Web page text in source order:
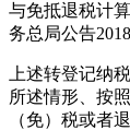
与免抵退税计
务总局公告
上述转登记纳
所述情形、按
（免）税或者